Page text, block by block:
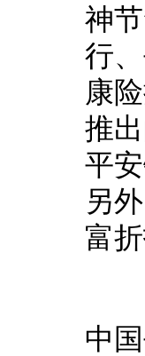
神
行
康
推
平
另
富
中